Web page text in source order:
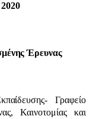
Έρευνας
Γραφείο
Καινοτομίας και